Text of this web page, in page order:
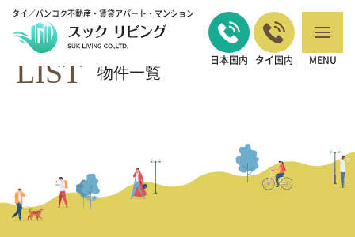
タイ／バンコク不動産・賃貸アパート・マンション
日本国内 タイ国内 MENU
バンコクの不動産・賃貸 TOP Studio
LIST 物件一覧